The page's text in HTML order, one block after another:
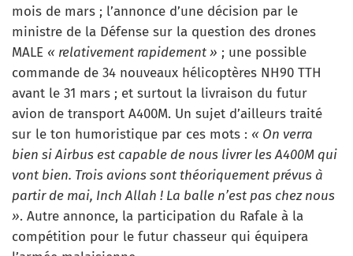
mois de mars ; l’annonce d’une décision par le
ministre de la Défense sur la question des drones
MALE « relativement rapidement » ; une possible
commande de 34 nouveaux hélicoptères NH90 TTH
avant le 31 mars ; et surtout la livraison du futur
avion de transport A400M. Un sujet d’ailleurs traité
sur le ton humoristique par ces mots : « On verra
bien si Airbus est capable de nous livrer les A400M qui
vont bien. Trois avions sont théoriquement prévus à
partir de mai, Inch Allah ! La balle n’est pas chez nous
». Autre annonce, la participation du Rafale à la
compétition pour le futur chasseur qui équipera